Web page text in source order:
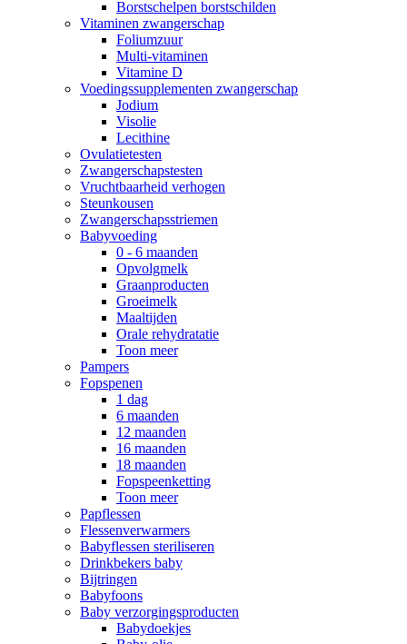
Borstschelpen borstschilden
Vitaminen zwangerschap
Foliumzuur
Multi-vitaminen
Vitamine D
Voedingssupplementen zwangerschap
Jodium
Visolie
Lecithine
Ovulatietesten
Zwangerschapstesten
Vruchtbaarheid verhogen
Steunkousen
Zwangerschapsstriemen
Babyvoeding
0 - 6 maanden
Opvolgmelk
Graanproducten
Groeimelk
Maaltijden
Orale rehydratatie
Toon meer
Pampers
Fopspenen
1 dag
6 maanden
12 maanden
16 maanden
18 maanden
Fopspeenketting
Toon meer
Papflessen
Flessenverwarmers
Babyflessen steriliseren
Drinkbekers baby
Bijtringen
Babyfoons
Baby verzorgingsproducten
Babydoekjes